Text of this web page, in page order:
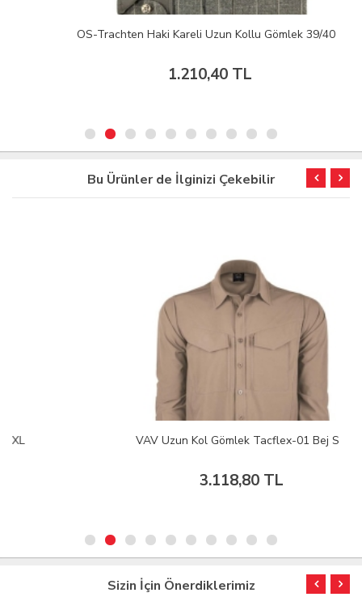
OS-Trachten Haki Kareli Uzun Kollu Gömlek 39/40
1.210,40 TL
Bu Ürünler de İlginizi Çekebilir
VAV Uzun Kol Gömlek Tacflex-01 Bej S
3.118,80 TL
Sizin İçin Önerdiklerimiz